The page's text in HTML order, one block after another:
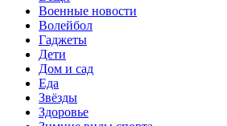
Военные новости
Волейбол
Гаджеты
Дети
Дом и сад
Еда
Звёзды
Здоровье